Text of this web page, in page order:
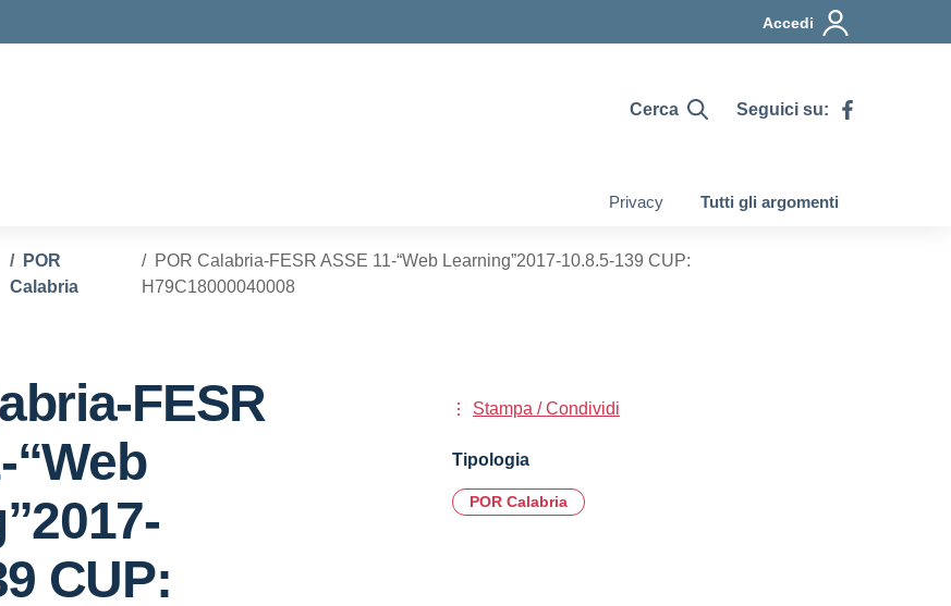
Accedi
Cerca Seguici su:
Privacy Tutti gli argomenti
POR
Calabria
POR Calabria-FESR ASSE 11-“Web Learning”2017-10.8.5-139 CUP:
H79C18000040008
FESR
“Web
CUP:
Stampa / Condividi
Tipologia
POR Calabria